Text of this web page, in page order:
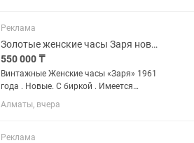
г.АЛМАТЫ Обработка от паразитов и
наличии Чёрные, Шоколад...
Реклама
Золотые женские часы Заря новые 1961 года.
550 000 ₸
Винтажные Женские часы «Заря» 1961
года . Новые. С биркой . Имеется
паспорт . 5,5 гр вес золото 583 пробы.
В первозданном виде. Не носили
Алматы, вчера
Реклама